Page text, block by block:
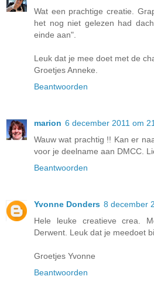
Wat een prachtige creatie.
het nog niet gelezen had
einde aan".
Leuk dat je mee doet met de
Groetjes Anneke.
Beantwoorden
marion 6 december 2011 om
Wauw wat prachtig !! Kan er
voor je deelname aan DMCC.
Beantwoorden
Yvonne Donders 8 december
Hele leuke creatieve crea.
Derwent. Leuk dat je meedoet
Groetjes Yvonne
Beantwoorden